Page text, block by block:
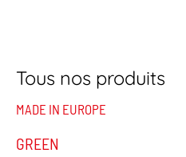
Tous nos produits
MADE IN EUROPE
GREEN